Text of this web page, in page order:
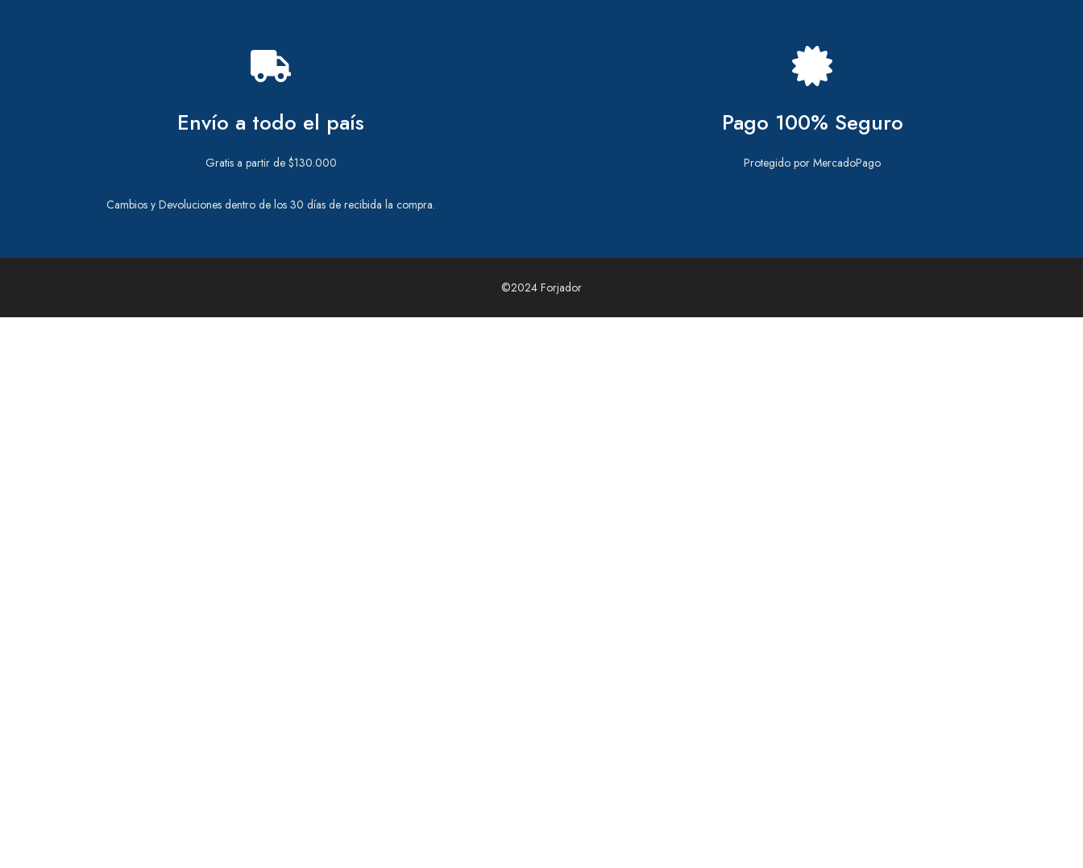
Envío a todo el país
Gratis a partir de $130.000
Cambios y Devoluciones dentro de los 30 días de recibida la compra.
Pago 100% Seguro
Protegido por MercadoPago
©2024 Forjador